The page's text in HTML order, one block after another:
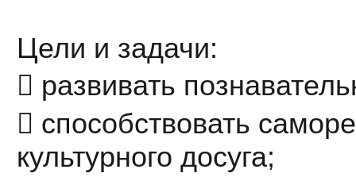
Цели и задачи:
 развивать
 способствовать
культурного досуга;